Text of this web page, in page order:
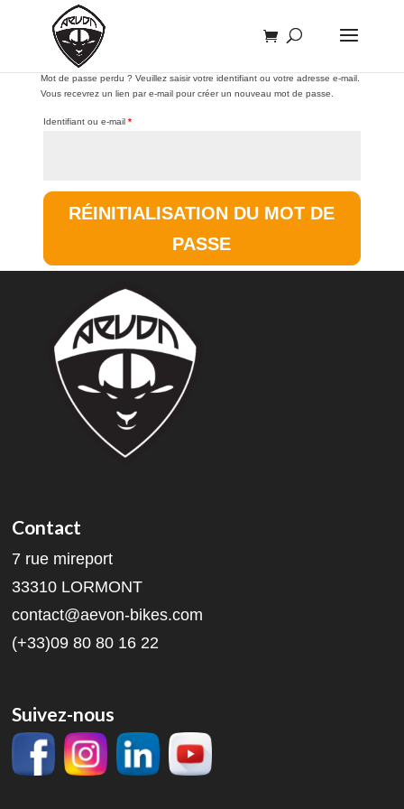
Mot de passe perdu ? Veuillez saisir votre identifiant ou votre adresse e-mail.
Vous recevrez un lien par e-mail pour créer un nouveau mot de passe.
Identifiant ou e-mail *
RÉINITIALISATION DU MOT DE
PASSE
Contact
7 rue mireport
33310 LORMONT
contact@aevon-bikes.com
(+33)09 80 80 16 22
Suivez-nous